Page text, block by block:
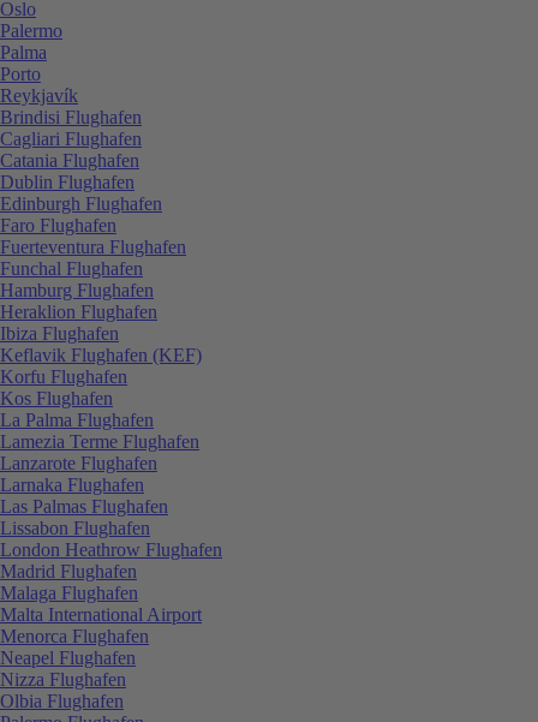
Oslo
Palermo
Palma
Porto
Reykjavík
Brindisi Flughafen
Cagliari Flughafen
Catania Flughafen
Dublin Flughafen
Edinburgh Flughafen
Faro Flughafen
Fuerteventura Flughafen
Funchal Flughafen
Hamburg Flughafen
Heraklion Flughafen
Ibiza Flughafen
Keflavik Flughafen (KEF)
Korfu Flughafen
Kos Flughafen
La Palma Flughafen
Lamezia Terme Flughafen
Lanzarote Flughafen
Larnaka Flughafen
Las Palmas Flughafen
Lissabon Flughafen
London Heathrow Flughafen
Madrid Flughafen
Malaga Flughafen
Malta International Airport
Menorca Flughafen
Neapel Flughafen
Nizza Flughafen
Olbia Flughafen